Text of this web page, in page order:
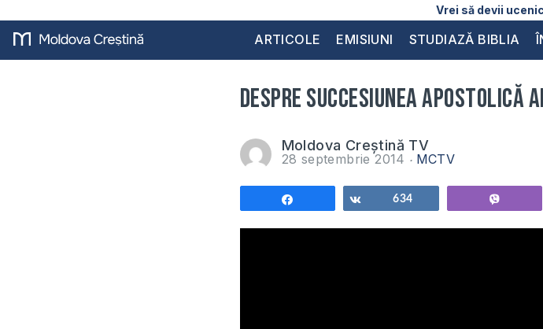
Vrei să devii
ARTICOLE EMISIUNI STUDIAZĂ BIBLIA
Despre succesiunea apostolică
Moldova Creștină TV
28 septembrie 2014 MCTV
Share634